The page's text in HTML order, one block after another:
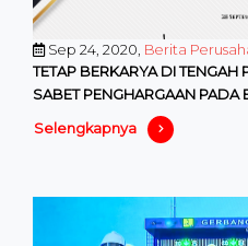
Sep 24, 2020, Berita
TETAP BERKARYA DI TENGAH
SABET PENGHARGAAN
Selengkapnya